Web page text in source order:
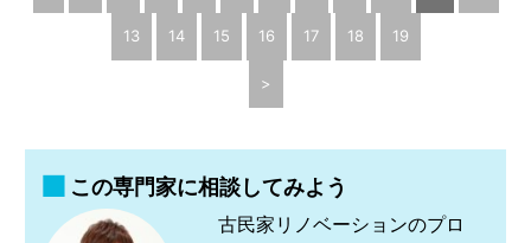
13 14 15 16 17 18 19
>
この専門家に相談してみよう
古民家リノベーションのプロ